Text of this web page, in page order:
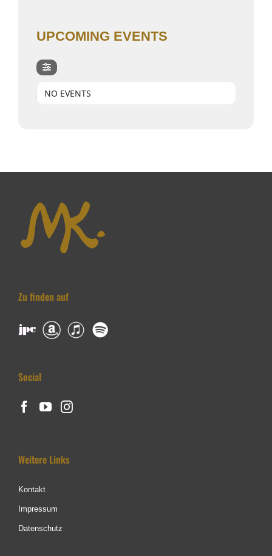
UPCOMING EVENTS
NO EVENTS
Zu finden auf
Social
Weitere Links
Kontakt
Impressum
Datenschutz